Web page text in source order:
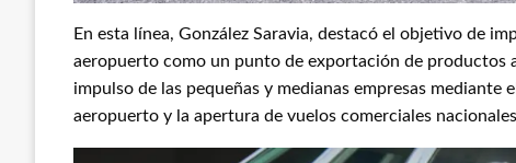
En esta línea, González Saravia, destacó el objetivo de
aeropuerto como un punto de exportación de productos
impulso de las pequeñas y medianas empresas mediante
aeropuerto y la apertura de vuelos comerciales